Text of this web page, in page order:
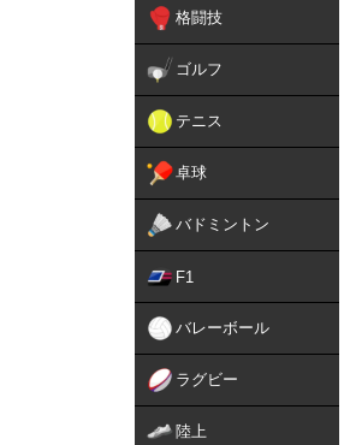
格闘技
ゴルフ
テニス
卓球
バドミントン
F1
バレーボール
ラグビー
陸上